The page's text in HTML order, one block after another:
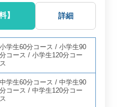
】 詳細
小学生60分コース /小学生90
分コース /小学生120分コー
ス
中学生60分コース /中学生90
分コース /中学生120分コー
ス